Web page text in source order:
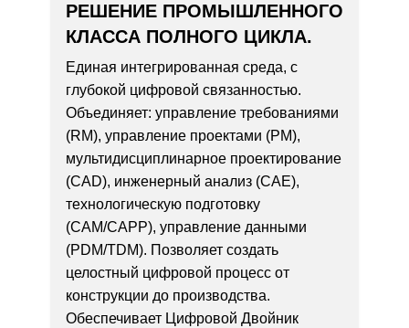
РЕШЕНИЕ ПРОМЫШЛЕННОГО
КЛАССА ПОЛНОГО ЦИКЛА.
Единая интегрированная среда, с
глубокой цифровой связанностью.
Объединяет: управление требованиями
(RM), управление проектами (PM),
мультидисциплинарное проектирование
(CAD), инженерный анализ (CAE),
технологическую подготовку
(CAM/CAPP), управление данными
(PDM/TDM). Позволяет создать
целостный цифровой процесс от
конструкции до производства.
Обеспечивает Цифровой Двойник